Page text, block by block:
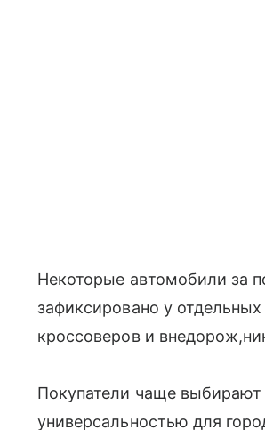
Некоторые автомобили за
зафиксировано у
кроссоверов и
Покупатели чаще
универсальностью для